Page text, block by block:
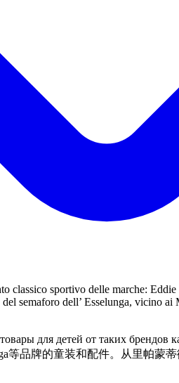
classico sportivo delle marche:
semaforo dell’ Esselunga, vicino
для детей от таких
等品牌的童装和配件。从里帕蒙